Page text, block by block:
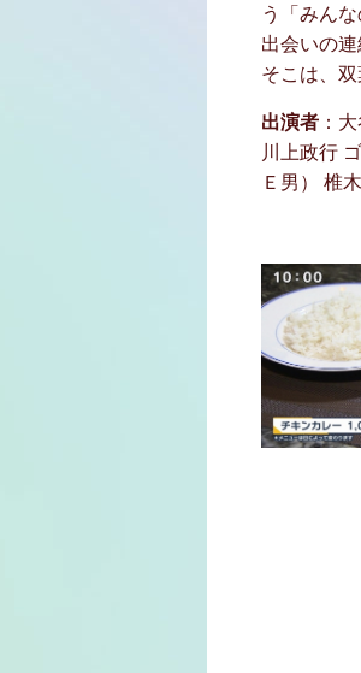
う「みん
出会いの
そこは、双
出演者 ：
川上政行
Ｅ男） 椎